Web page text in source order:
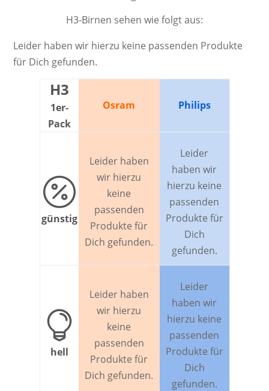
H3-Birnen sehen wie folgt aus:
Leider haben wir hierzu keine passenden Produkte
für Dich gefunden.
H3
1er-
Pack
Osram Philips

günstig
Leider haben
wir hierzu
keine
passenden
Produkte für
Dich gefunden.
Leider
haben wir
hierzu keine
passenden
Produkte für
Dich
gefunden.

hell
Leider haben
wir hierzu
keine
passenden
Produkte für
Dich gefunden.
Leider
haben wir
hierzu keine
passenden
Produkte für
Dich
gefunden.